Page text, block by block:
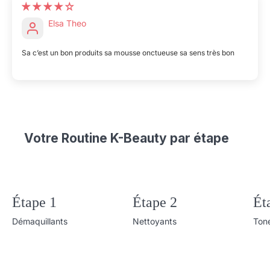
Elsa Theo
Sa c’est un bon produits sa mousse onctueuse sa sens très bon
Votre Routine K-Beauty par étape
Étape 1
Démaquillants
Étape 2
Nettoyants